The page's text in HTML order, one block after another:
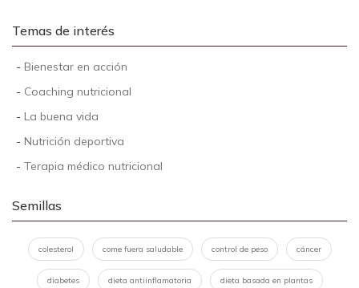
Temas de interés
- Bienestar en acción
- Coaching nutricional
- La buena vida
- Nutrición deportiva
- Terapia médico nutricional
Semillas
colesterol come fuera saludable control de peso cáncer
diabetes dieta antiinflamatoria dieta basada en plantas